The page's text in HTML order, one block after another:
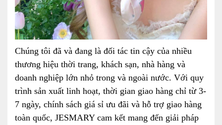
Chúng tôi đã và đang là đối tác tin cậy của nhiều
thương hiệu thời trang, khách sạn, nhà hàng và
doanh nghiệp lớn nhỏ trong và ngoài nước. Với quy
trình sản xuất linh hoạt, thời gian giao hàng chỉ từ 3-
7 ngày, chính sách giá sỉ ưu đãi và hỗ trợ giao hàng
toàn quốc, JESMARY cam kết mang đến giải pháp